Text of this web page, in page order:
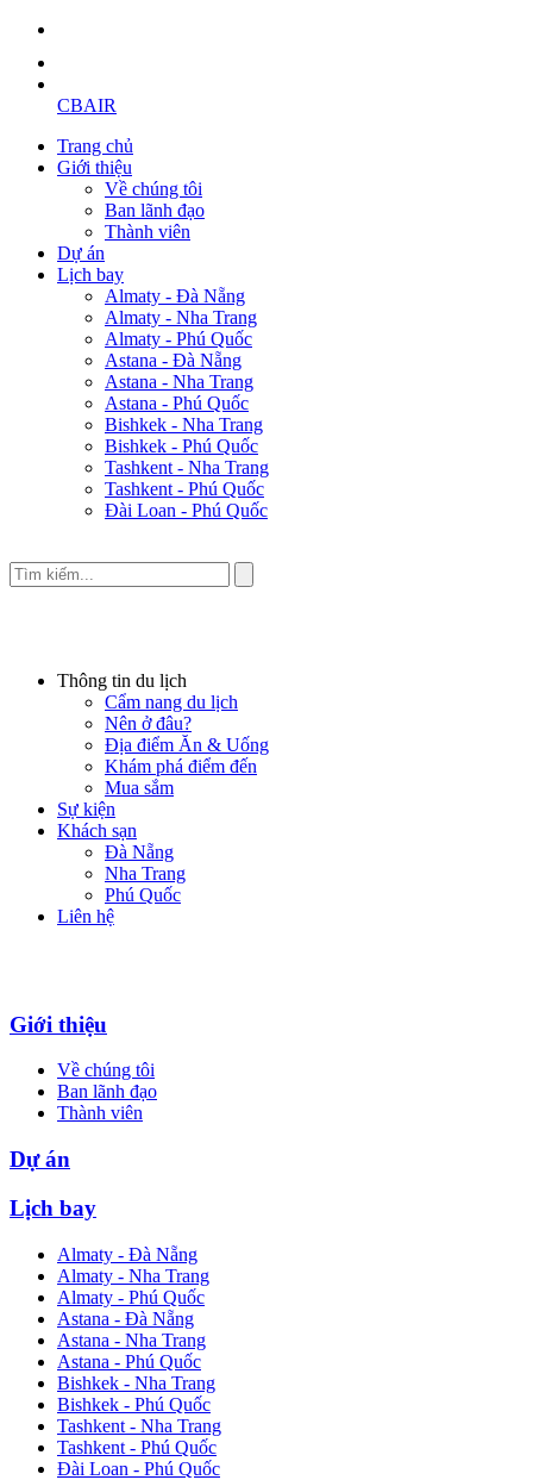
CBAIR
Trang chủ
Giới thiệu
Về chúng tôi
Ban lãnh đạo
Thành viên
Dự án
Lịch bay
Almaty - Đà Nẵng
Almaty - Nha Trang
Almaty - Phú Quốc
Astana - Đà Nẵng
Astana - Nha Trang
Astana - Phú Quốc
Bishkek - Nha Trang
Bishkek - Phú Quốc
Tashkent - Nha Trang
Tashkent - Phú Quốc
Đài Loan - Phú Quốc
Thông tin du lịch
Cẩm nang du lịch
Nên ở đâu?
Địa điểm Ăn & Uống
Khám phá điểm đến
Mua sắm
Sự kiện
Khách sạn
Đà Nẵng
Nha Trang
Phú Quốc
Liên hệ
Giới thiệu
Về chúng tôi
Ban lãnh đạo
Thành viên
Dự án
Lịch bay
Almaty - Đà Nẵng
Almaty - Nha Trang
Almaty - Phú Quốc
Astana - Đà Nẵng
Astana - Nha Trang
Astana - Phú Quốc
Bishkek - Nha Trang
Bishkek - Phú Quốc
Tashkent - Nha Trang
Tashkent - Phú Quốc
Đài Loan - Phú Quốc